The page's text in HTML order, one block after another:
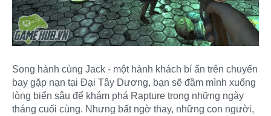
Song hành cùng Jack - một hành khách bí ẩn trên chuyến
bay gặp nạn tại Đại Tây Dương, bạn sẽ đầm mình xuống
lòng biển sâu để khám phá Rapture trong những ngày
tháng cuối cùng. Nhưng bất ngờ thay, những con người,